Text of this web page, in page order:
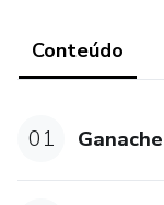
Conteúdo
01 Ganache